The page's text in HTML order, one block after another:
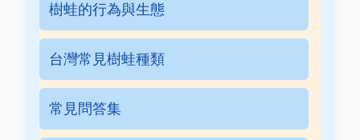
樹蛙的行為與生態
台灣常見樹蛙種類
常見問答集